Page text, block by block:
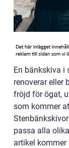
En bänkskiva i
renoverar eller
fröjd för ögat,
som kommer
passa alla
artikel